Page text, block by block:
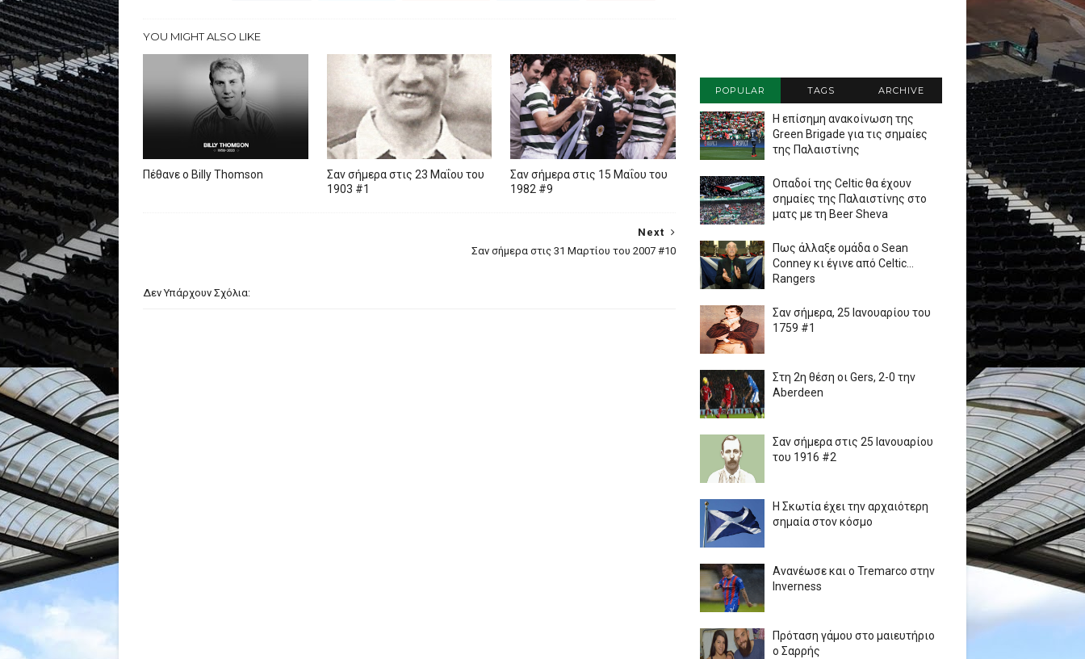
YOU MIGHT ALSO LIKE
Πέθανε ο Billy Thomson
Σαν σήμερα στις 23 Μαΐου του
1903 #1
Σαν σήμερα στις 15 Μαΐου του
1982 #9
Next
Σαν σήμερα στις 31 Μαρτίου του 2007 #10
Δεν Υπάρχουν Σχόλια:
POPULAR TAGS ARCHIVE
Η επίσημη ανακοίνωση της
Green Brigade για τις σημαίες
της Παλαιστίνης
Οπαδοί της Celtic θα έχουν
σημαίες της Παλαιστίνης στο
ματς με τη Beer Sheva
Πως άλλαξε ομάδα ο Sean
Conney κι έγινε από Celtic...
Rangers
Σαν σήμερα, 25 Ιανουαρίου του
1759 #1
Στη 2η θέση οι Gers, 2-0 την
Aberdeen
Σαν σήμερα στις 25 Ιανουαρίου
του 1916 #2
Η Σκωτία έχει την αρχαιότερη
σημαία στον κόσμο
Ανανέωσε και ο Tremarco στην
Inverness
Πρόταση γάμου στο μαιευτήριο
ο Σαρρής